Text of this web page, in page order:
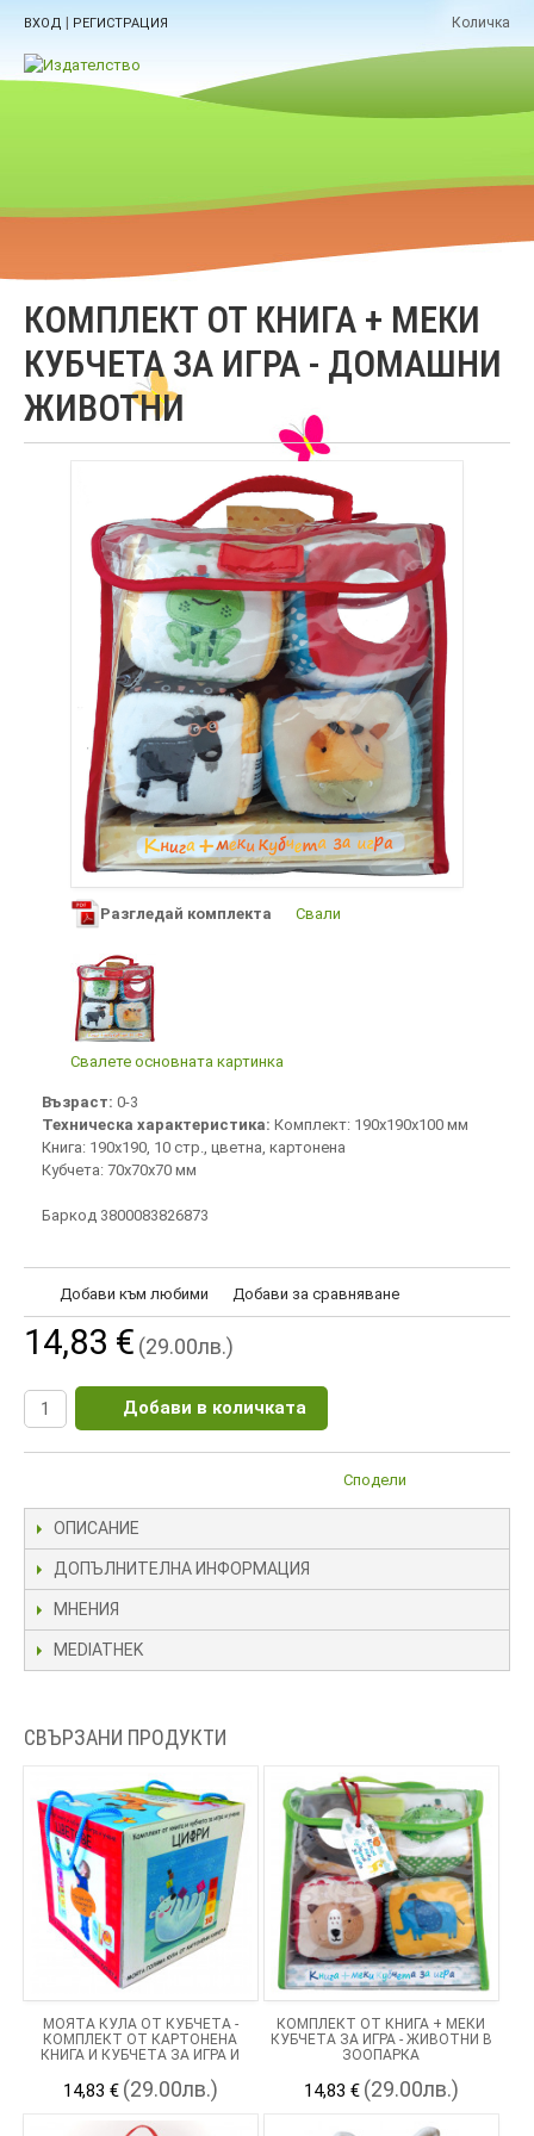
ВХОД | РЕГИСТРАЦИЯ Количка
КОМПЛЕКТ ОТ КНИГА + МЕКИ
КУБЧЕТА ЗА ИГРА - ДОМАШНИ
ЖИВОТНИ
Разгледай комплекта Свали
Свалете основната картинка
Възраст: 0-3
Техническа характеристика: Комплект: 190х190х100 мм
Книга: 190х190, 10 стр., цветна, картонена
Кубчета: 70х70х70 мм
Баркод 3800083826873
Добави към любими Добави за сравняване
14,83 € (29.00лв.)
Добави в количката
Сподели
ОПИСАНИЕ
ДОПЪЛНИТЕЛНА ИНФОРМАЦИЯ
МНЕНИЯ
MEDIATHEK
СВЪРЗАНИ ПРОДУКТИ
МОЯТА КУЛА ОТ КУБЧЕТА -
КОМПЛЕКТ ОТ КАРТОНЕНА
КНИГА И КУБЧЕТА ЗА ИГРА И
14,83 € (29.00лв.)
КОМПЛЕКТ ОТ КНИГА + МЕКИ
КУБЧЕТА ЗА ИГРА - ЖИВОТНИ В
ЗООПАРКА
14,83 € (29.00лв.)